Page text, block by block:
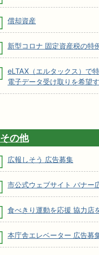
償却資産
新型コロナ 固定資産税の特
eLTAX（エルタックス）で
電子データ受け取りを希望
その他
広報しそう 広告募集
市公式ウェブサイト バナー
食べきり運動を応援 協力店
本庁舎エレベーター 広告募